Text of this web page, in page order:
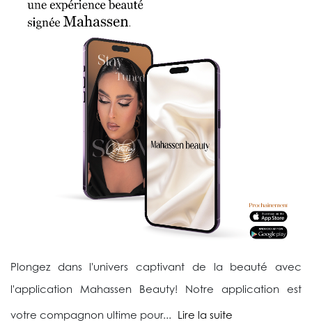
Plongez dans l'univers captivant de la beauté avec
l'application Mahassen Beauty! Notre application est
votre compagnon ultime pour... Lire la suite